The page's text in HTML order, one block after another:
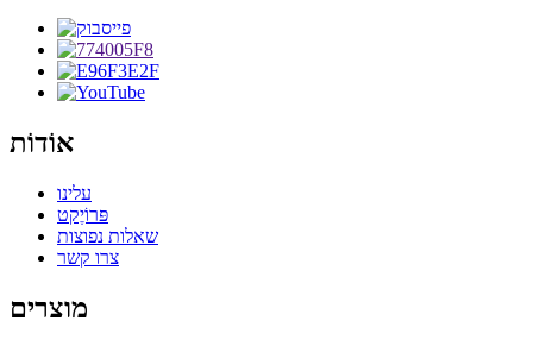
אוֹדוֹת
עלינו
פּרוֹיֶקט
שאלות נפוצות
צרו קשר
מוצרים